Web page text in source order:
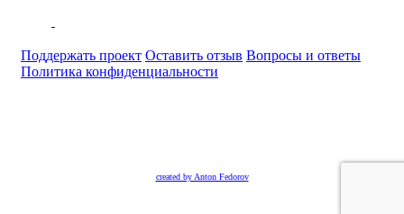
Поддержать проект Оставить отзыв Вопросы и ответы
Политика конфиденциальности
created by Anton Fedorov